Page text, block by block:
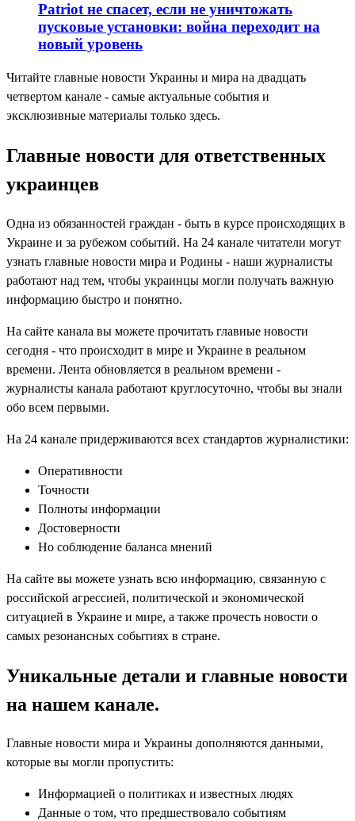
Patriot не спасет, если не уничтожать
пусковые установки: война переходит на
новый уровень
Читайте главные новости Украины и мира на двадцать
четвертом канале - самые актуальные события и
эксклюзивные материалы только здесь.
Главные новости для ответственных
украинцев
Одна из обязанностей граждан - быть в курсе происходящих в
Украине и за рубежом событий. На 24 канале читатели могут
узнать главные новости мира и Родины - наши журналисты
работают над тем, чтобы украинцы могли получать важную
информацию быстро и понятно.
На сайте канала вы можете прочитать главные новости
сегодня - что происходит в мире и Украине в реальном
времени. Лента обновляется в реальном времени -
журналисты канала работают круглосуточно, чтобы вы знали
обо всем первыми.
На 24 канале придерживаются всех стандартов журналистики:
Оперативности
Точности
Полноты информации
Достоверности
Но соблюдение баланса мнений
На сайте вы можете узнать всю информацию, связанную с
российской агрессией, политической и экономической
ситуацией в Украине и мире, а также прочесть новости о
самых резонансных событиях в стране.
Уникальные детали и главные новости
на нашем канале.
Главные новости мира и Украины дополняются данными,
которые вы могли пропустить:
Информацией о политиках и известных людях
Данные о том, что предшествовало событиям